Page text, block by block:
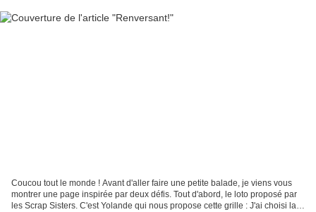
Coucou tout le monde ! Avant d'aller faire une petite balade, je viens vous
montrer une page inspirée par deux défis. Tout d'abord, le loto proposé par
les Scrap Sisters. C'est Yolande qui nous propose cette grille : J'ai choisi la